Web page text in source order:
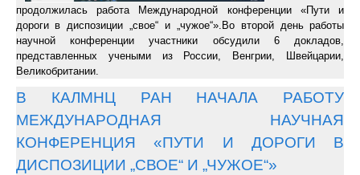
продолжилась работа Международной конференции «Пути и
дороги в диспозиции „свое“ и „чужое“».Во второй день работы
научной конференции участники обсудили 6 докладов,
представленных учеными из России, Венгрии, Швейцарии,
Великобритании.
В КАЛМНЦ РАН НАЧАЛА РАБОТУ
МЕЖДУНАРОДНАЯ НАУЧНАЯ
КОНФЕРЕНЦИЯ «ПУТИ И ДОРОГИ В
ДИСПОЗИЦИИ „СВОЕ“ И „ЧУЖОЕ“»